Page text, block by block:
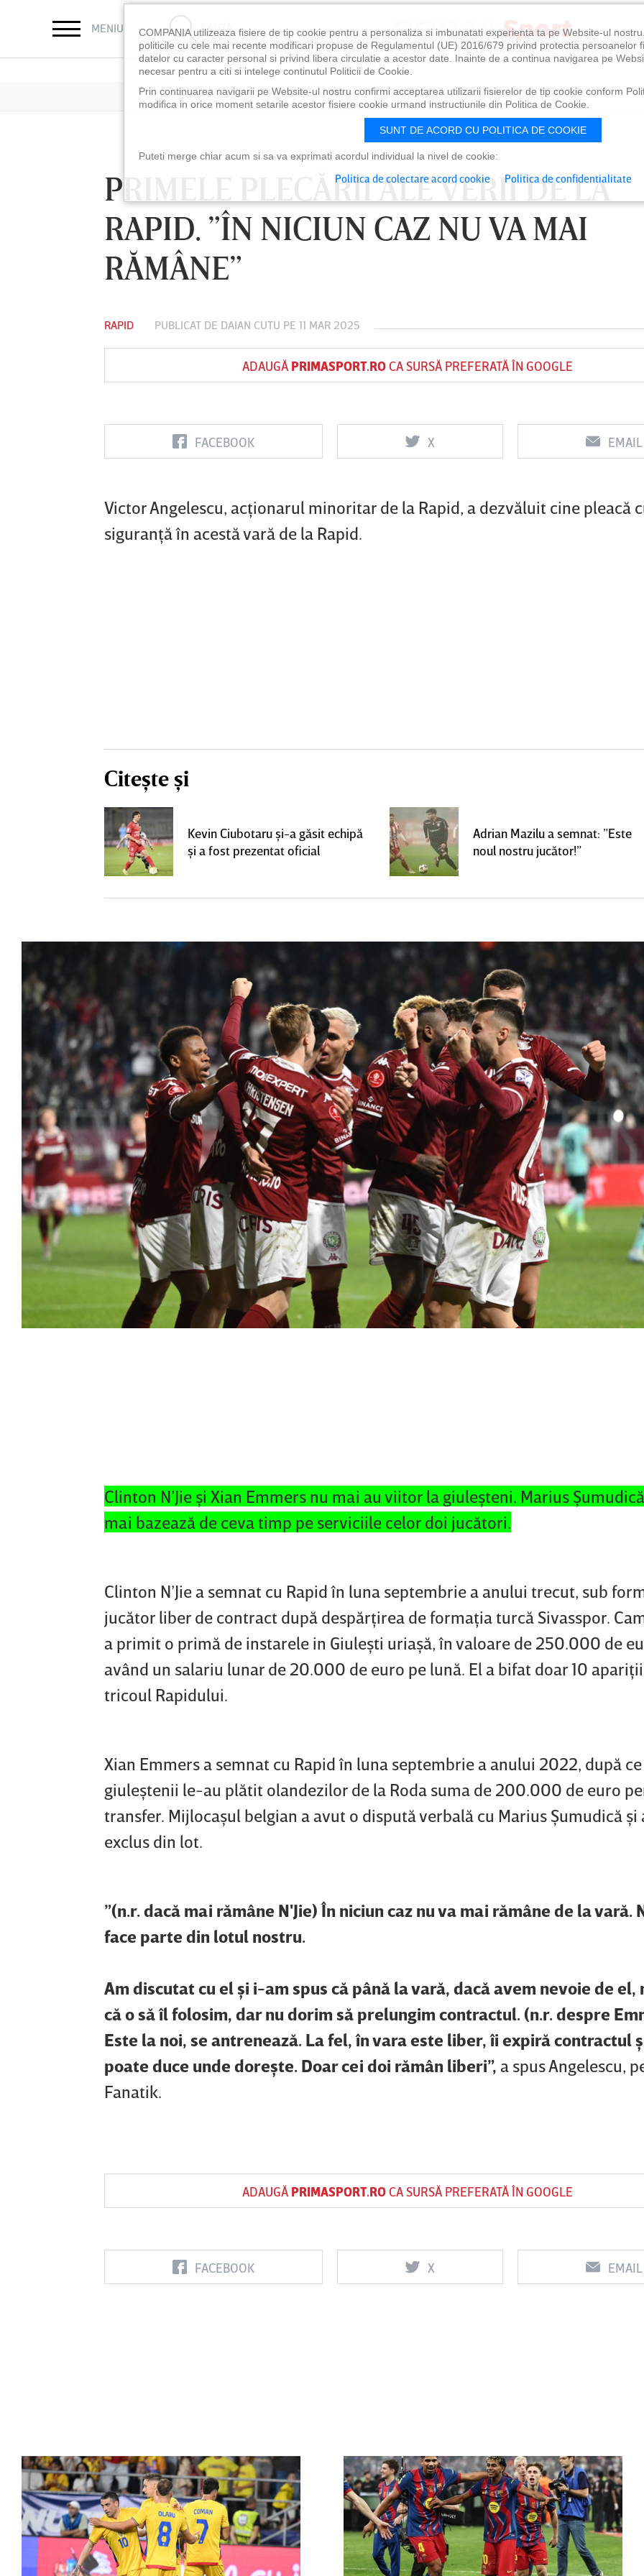
MENIU CAUTĂ
PRIMELE PLECĂRII ALE VERII DE LA
RAPID. ”ÎN NICIUN CAZ NU VA MAI
RĂMÂNE”
RAPID PUBLICAT DE DAIAN CUTU PE 11 MAR 2025
ADAUGĂ PRIMASPORT.ROCA SURSĂ PREFERATĂ ÎN GOOGLE
FACEBOOK X EMAIL
Victor Angelescu, acţionarul minoritar de la Rapid, a dezvăluit cine pleacă
siguranţă în acestă vară de la Rapid.
Citește și
Kevin Ciubotaru şi-a găsit echipă
şi a fost prezentat oficial
Adrian Mazilu a semnat: ”Este
noul nostru jucător!”
Clinton N’Jie şi Xian Emmers nu mai au viitor la giuleşteni. Marius
mai bazează de ceva timp pe serviciile celor doi jucători.
Clinton N’Jie a semnat cu Rapid în luna septembrie a anului trecut, sub
jucător liber de contract după despărţirea de formaţia turcă Sivasspor.
a primit o primă de instarele in Giuleşti uriaşă, în valoare de 250.000 de
având un salariu lunar de 20.000 de euro pe lună. El a bifat doar 10
tricoul Rapidului.
Xian Emmers a semnat cu Rapid în luna septembrie a anului 2022, după ce
giuleştenii le-au plătit olandezilor de la Roda suma de 200.000 de euro
transfer. Mijlocaşul belgian a avut o dispută verbală cu Marius Şumudică şi
exclus din lot.
”(n.r. dacă mai rămâne N'Jie) În niciun caz nu va mai rămâne de la vară.
face parte din lotul nostru.
Am discutat cu el şi i-am spus că până la vară, dacă avem nevoie de el,
că o să îl folosim, dar nu dorim să prelungim contractul.(n.r. despre
Este la noi, se antrenează. La fel, în vara este liber, îi expiră contractul
poate duce unde doreşte. Doar cei doi rămân liberi”, a spus Angelescu,
Fanatik.
ADAUGĂ PRIMASPORT.ROCA SURSĂ PREFERATĂ ÎN GOOGLE
FACEBOOK X EMAIL
FC Botoşani
Vs
Corvinul
Hunedoara
Sepsi OSK Sf
Vs
FCSB UTA Arad
0
Vs
Rapid
0
COMPANIA utilizeaza fisiere de tip cookie pentru a personaliza si imbunatati experienta ta pe Website-ul
politicile cu cele mai recente modificari propuse de Regulamentul (UE) 2016/679 privind protectia persoanelor
datelor cu caracter personal si privind libera circulatie a acestor date. Inainte de a continua navigarea pe
necesar pentru a citi si intelege continutul Politicii de Cookie.
Prin continuarea navigarii pe Website-ul nostru confirmi acceptarea utilizarii fisierelor de tip cookie conform
modifica in orice moment setarile acestor fisiere cookie urmand instructiunile din Politica de Cookie.
SUNT DE ACORD CU POLITICA DE COOKIE
Puteti merge chiar acum si sa va exprimati acordul individual la nivel de cookie:
Politica de colectare acord cookie Politica de confidentialitate